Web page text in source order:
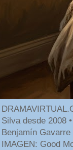
Silva desde 2008
Benjamín
IMAGEN: Good